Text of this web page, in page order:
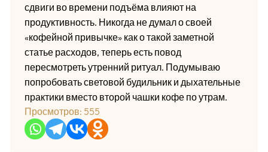
сдвиги во времени подъёма влияют на
продуктивность. Никогда не думал о своей
«кофейной привычке» как о такой заметной
статье расходов, теперь есть повод
пересмотреть утренний ритуал. Подумываю
попробовать световой будильник и дыхательные
практики вместо второй чашки кофе по утрам.
Просмотров: 555